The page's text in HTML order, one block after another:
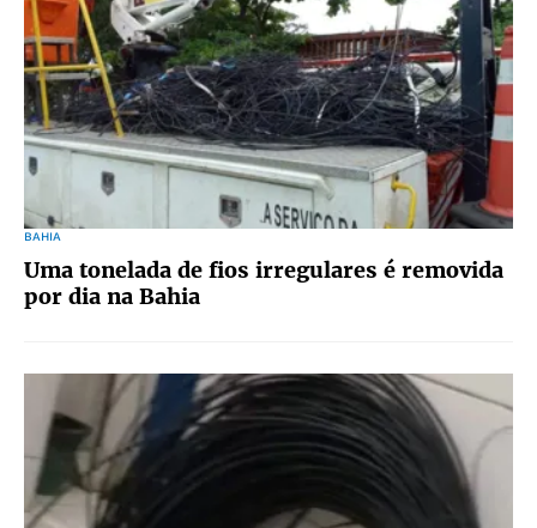
BAHIA
Uma tonelada de fios irregulares é removida
por dia na Bahia